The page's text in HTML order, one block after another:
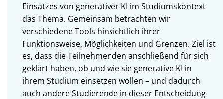
Einsatzes von generativer KI im Studiumskontext
das Thema. Gemeinsam betrachten wir
verschiedene Tools hinsichtlich ihrer
Funktionsweise, Möglichkeiten und Grenzen. Ziel ist
es, dass die Teilnehmenden anschließend für sich
geklärt haben, ob und wie sie generative KI in
ihrem Studium einsetzen wollen – und dadurch
auch andere Studierende in dieser Entscheidung